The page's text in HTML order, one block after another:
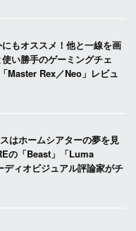
もオススメ！他と一線を画
い勝手のゲーミングチェ
Master Rex／Neo」レビュ
はホームシアターの夢を見
の「Beast」「Luma
ディオビジュアル評論家がチ